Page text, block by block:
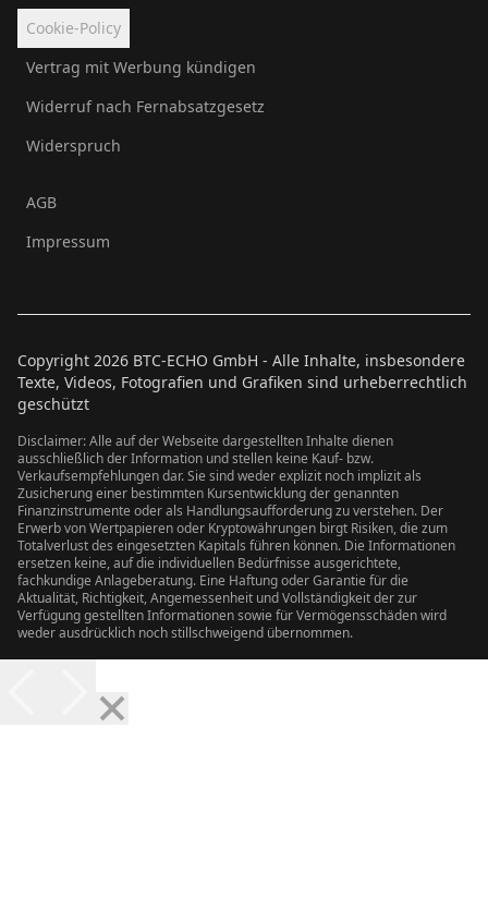
Cookie-Policy
Vertrag mit Werbung kündigen
Widerruf nach Fernabsatzgesetz
Widerspruch
AGB
Impressum
Copyright 2026 BTC-ECHO GmbH - Alle Inhalte, insbesondere
Texte, Videos, Fotografien und Grafiken sind urheberrechtlich
geschützt
Disclaimer: Alle auf der Webseite dargestellten Inhalte dienen
ausschließlich der Information und stellen keine Kauf- bzw.
Verkaufsempfehlungen dar. Sie sind weder explizit noch implizit als
Zusicherung einer bestimmten Kursentwicklung der genannten
Finanzinstrumente oder als Handlungsaufforderung zu verstehen. Der
Erwerb von Wertpapieren oder Kryptowährungen birgt Risiken, die zum
Totalverlust des eingesetzten Kapitals führen können. Die Informationen
ersetzen keine, auf die individuellen Bedürfnisse ausgerichtete,
fachkundige Anlageberatung. Eine Haftung oder Garantie für die
Aktualität, Richtigkeit, Angemessenheit und Vollständigkeit der zur
Verfügung gestellten Informationen sowie für Vermögensschäden wird
weder ausdrücklich noch stillschweigend übernommen.